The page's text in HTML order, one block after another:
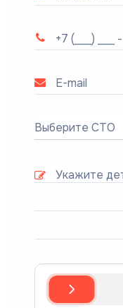
Выберите СТО